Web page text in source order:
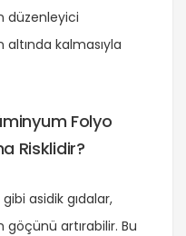
düzenleyici
altında kalmasıyla
Folyo
Risklidir?
asidik gıdalar,
artırabilir. Bu